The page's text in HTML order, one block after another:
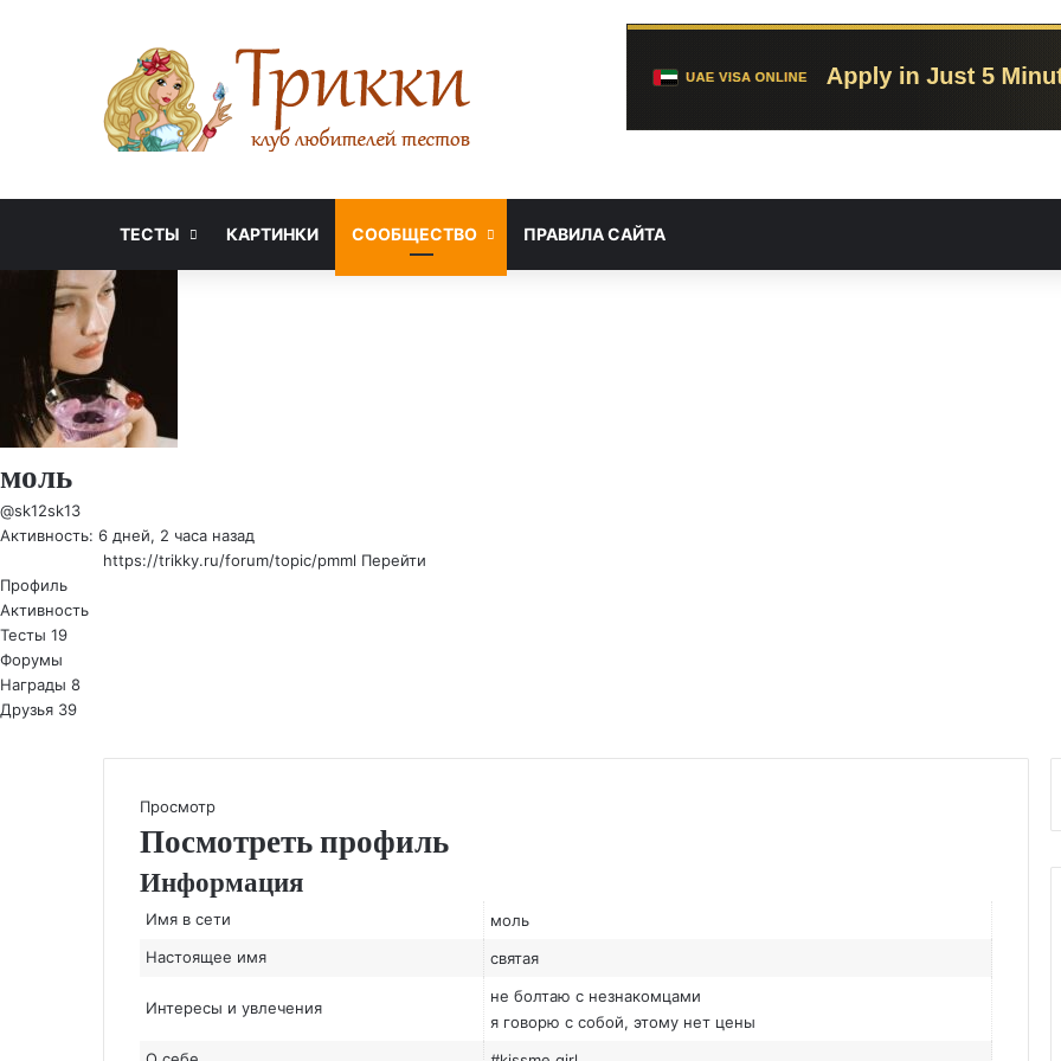
ТЕСТЫ КАРТИНКИ СООБЩЕСТВО ПРАВИЛА САЙТА
моль
@sk12sk13
Активность: 6 дней, 2 часа назад
https://trikky.ru/forum/topic/pmml Перейти
Профиль
Активность
Тесты 19
Форумы
Награды 8
Друзья 39
Просмотр
Посмотреть профиль
Информация
Имя в сети
моль
Настоящее имя
святая
Интересы и увлечения
не болтаю с незнакомцами
я говорю с собой, этому нет цены